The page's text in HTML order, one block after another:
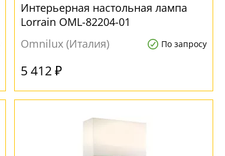
Интерьерная настольная лампа
Lorrain OML-82204-01
Omnilux (Италия)
По запросу
5 412 ₽